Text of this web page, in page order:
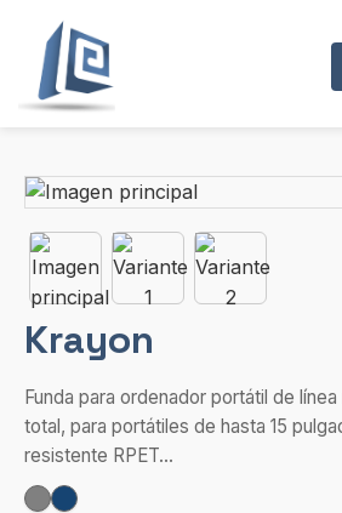
Krayon
Funda para ordenador portátil de
total, para portátiles de hasta 15
resistente RPET...